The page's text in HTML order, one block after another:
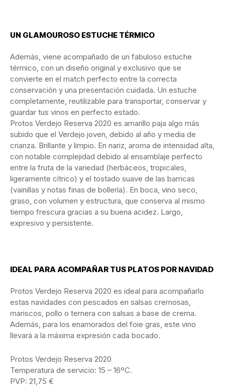
UN GLAMOUROSO ESTUCHE TÉRMICO
Además, viene acompañado de un fabuloso estuche
térmico, con un diseño original y exclusivo que se
convierte en el match perfecto entre la correcta
conservación y una presentación cuidada. Un estuche
completamente, reutilizable para transportar, conservar y
guardar tus vinos en perfecto estado.
Protos Verdejo Reserva 2020 es amarillo paja algo más
subido que el Verdejo joven, debido al año y media de
crianza. Brillante y limpio. En nariz, aroma de intensidad alta,
con notable complejidad debido al ensamblaje perfecto
entre la fruta de la variedad (herbáceos, tropicales,
ligeramente cítrico) y el tostado suave de las barricas
(vainillas y notas finas de bollería). En boca, vino seco,
graso, con volumen y estructura, que conserva al mismo
tiempo frescura gracias a su buena acidez. Largo,
expresivo y persistente.
IDEAL PARA ACOMPAÑAR TUS PLATOS POR NAVIDAD
Protos Verdejo Reserva 2020 es ideal para acompañarlo
estas navidades con pescados en salsas cremosas,
mariscos, pollo o ternera con salsas a base de crema.
Además, para los enamorados del foie gras, este vino
llevará a la máxima expresión cada bocado.
Protos Verdejo Reserva 2020
Temperatura de servicio: 15 – 16ºC.
PVP: 21,75 €